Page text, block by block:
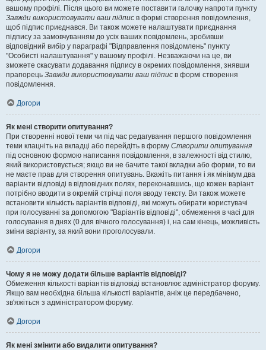
вашому профілі. Після цього ви можете поставити галочку напроти пункту
Завжди використовувати ваш підпис в формі створення повідомлення,
щоб підпис приєднався. Ви також можете налаштувати приєднання
підпису за замовчуванням до усіх ваших повідомлень, зробивши
відповідний вибір у параграфі "Відправлення повідомлень" пункту
"Особисті налаштування" у вашому профілі. Незважаючи на це, ви
зможете скасувати додавання підпису в окремих повідомлення, знявши
прапорець Завжди використовувати ваш підпис в формі створення
повідомлення.
Догори
Як мені створити опитування?
При створенні нової теми чи під час редагування першого повідомлення
теми клацніть на вкладці або перейдіть в форму Створити опитування
під основною формою написання повідомлення, в залежності від стилю,
який використовується; якщо ви не бачите такої вкладки або форми, то ви
не маєте прав для створення опитувань. Вкажіть питання і як мінімум два
варіанти відповіді в відповідних полях, переконавшись, що кожен варіант
потрібно вводити в окремій стрічці поля вводу тексту. Ви також можете
встановити кількість варіантів відповіді, які можуть обирати користувачі
при голосуванні за допомогою "Варіантів відповіді", обмеження в часі для
голосування в днях (0 для вічного голосування) і, на сам кінець, можливість
зміни варіанту, за який вони проголосували.
Догори
Чому я не можу додати більше варіантів відповіді?
Обмеження кількості варіантів відповіді встановлює адміністратор форуму.
Якщо вам необхідна більша кількості варіантів, аніж це передбачено,
зв'яжіться з адміністратором форуму.
Догори
Як мені змінити або видалити опитування?